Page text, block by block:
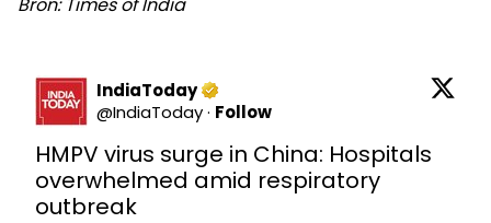
IndiaToday
@IndiaToday· Follow
HMPV virus surge in China: Hospitals
overwhelmed amid respiratory
outbreak